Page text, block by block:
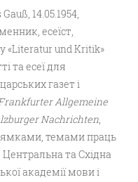
14.05.1954,
есеїст,
«Literatur und Kritik»
та есеї для
газет і
Allgemeine
Nachrichten,
темами праць
та Східна
академії мови і